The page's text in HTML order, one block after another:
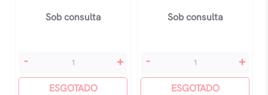
Sob consulta
Metro
- +
ESGOTADO
Sob consulta
Metro
- +
ESGOTADO